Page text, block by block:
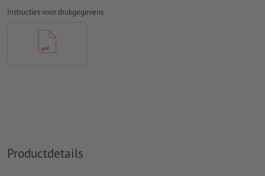
Inhoud vanformuliervelden
Hoe maak ik afdrukgegevens correct?
Instructies voor drukgegevens
Productdetails